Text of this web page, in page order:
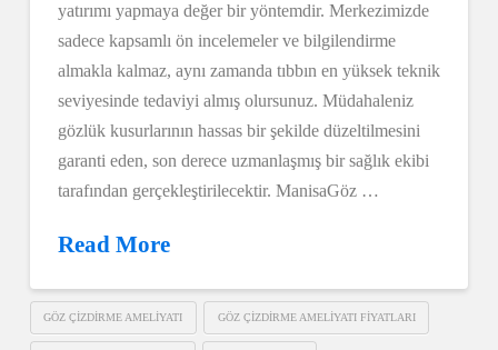
yatırımı yapmaya değer bir yöntemdir. Merkezimizde
sadece kapsamlı ön incelemeler ve bilgilendirme
almakla kalmaz, aynı zamanda tıbbın en yüksek teknik
seviyesinde tedaviyi almış olursunuz. Müdahaleniz
gözlük kusurlarının hassas bir şekilde düzeltilmesini
garanti eden, son derece uzmanlaşmış bir sağlık ekibi
tarafından gerçekleştirilecektir. ManisaGöz …
Read More
GÖZ ÇIZDIRME AMELIYATI GÖZ ÇIZDIRME AMELIYATI FIYATLARI